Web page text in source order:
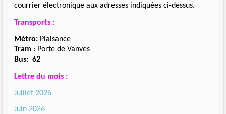
courrier électronique aux adresses indiquées ci-dessus.
Transports :
Métro: Plaisance
Tram : Porte de Vanves
Bus: 62
Lettre du mois :
Juillet 2026
Juin 2026